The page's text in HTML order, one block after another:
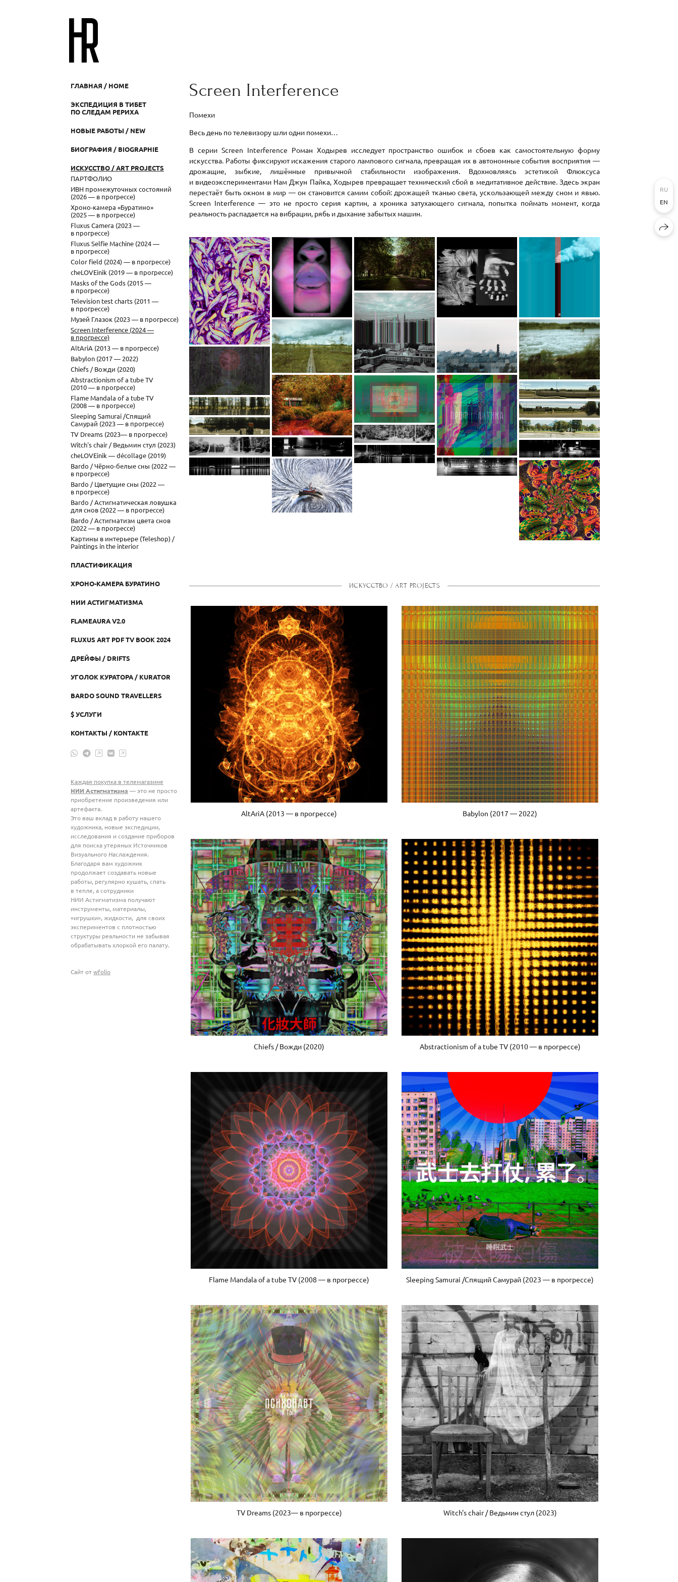
ГЛАВНАЯ / HOME
ЭКСПЕДИЦИЯ В ТИБЕТ
ПО СЛЕДАМ РЕРИХА
НОВЫЕ РАБОТЫ / NEW
БИОГРАФИЯ / BIOGRAPHIE
ИСКУССТВО / ART PROJECTS
ПАРТФОЛИО
ИВН промежуточных состояний
(2026 — в прогрессе)
Хроно-камера «Буратино»
(2025 — в прогрессе)
Fluxus Camera (2023 —
в прогрессе)
Fluxus Selfie Machine (2024 —
в прогрессе)
Color field (2024) — в прогрессе)
cheLOVEinik (2019 — в прогрессе)
Masks of the Gods (2015 —
в прогрессе)
Television test charts (2011 —
в прогрессе)
Музей Глазок (2023 — в прогрессе)
Screen Interference (2024 —
в прогрессе)
AltAriA (2013 — в прогрессе)
Babylon (2017 — 2022)
Chiefs / Вожди (2020)
Abstractionism of a tube TV
(2010 — в прогрессе)
Flame Mandala of a tube TV
(2008 — в прогрессе)
Sleeping Samurai /Спящий
Самурай (2023 — в прогрессе)
TV Dreams (2023— в прогрессе)
Witch's chair / Ведьмин стул (2023)
cheLOVEinik — décollage (2019)
Bardo / Чёрно-белые сны (2022 —
в прогрессе)
Bardo / Цветущие сны (2022 —
в прогрессе)
Bardo / Астигматическая ловушка
для снов (2022 — в прогрессе)
Bardo / Астигматизм цвета снов
(2022 — в прогрессе)
Картины в интерьере (Teleshop) /
Paintings in the interior
ПЛАСТИФИКАЦИЯ
ХРОНО-КАМЕРА БУРАТИНО
НИИ АСТИГМАТИЗМА
FLAMEAURA V2.0
FLUXUS ART PDF TV BOOK 2024
ДРЕЙФЫ / DRIFTS
УГОЛОК КУРАТОРА / KURATOR
BARDO SOUND TRAVELLERS
$ УСЛУГИ
КОНТАКТЫ / KONTAKTE
Каждая покупка в телемагазине
НИИ Астигматизма — это не просто
приобретение произведения или
артефакта.
Это ваш вклад в работу нашего
художника, новые экспедиции,
исследования и создание приборов
для поиска утеряных Источников
Визуального Наслаждения.
Благодаря вам художник
продолжает создавать новые
работы, регулярно кушать, спать
в тепле, а сотрудники
НИИ Астигматизма получают
инструменты, материалы,
«игрушки», жидкости, для своих
экспериментов с плотностью
структуры реальности не забывая
обрабатывать хлоркой его палату.
Сайт отwfolio
Screen Interference
Помехи
Весь день по телевизору шли одни помехи…
В серии Screen Interference Роман Ходырев исследует пространство ошибок и сбоев как самостоятельную форму
искусства. Работы фиксируют искажения старого лампового сигнала, превращая их в автономные события восприятия —
дрожащие, зыбкие, лишённые привычной стабильности изображения. Вдохновляясь эстетикой Флюксуса
и видеоэкспериментами Нам Джун Пайка, Ходырев превращает технический сбой в медитативное действие. Здесь экран
перестаёт быть окном в мир — он становится самим собой: дрожащей тканью света, ускользающей между сном и явью.
Screen Interference — это не просто серия картин, а хроника затухающего сигнала, попытка поймать момент, когда
реальность распадается на вибрации, рябь и дыхание забытых машин.
ॐ Из моего телевизора
снова пахнет огурцами,
весна, май, скоро, завтра
https://hodirev.art/iz-moego-
televizora-snova-pahnet-
ogurtsami-vesna-may-skoro-
zavtra
На представленном
изображении искажённый
человеческий облик теряет
свою анатомическую
целостность, превращаясь в
автономный организм света
и вибрации. Линии лица
сдвигаются, отражаются и
множатся, создавая эффект
мягкой деформации
восприятия, характерной для
фрагментов сна или ранних
стадий пробуждения.
Центральная ось работы
задаёт баланс между
симметрией и аномалией,
между узнаваемостью и
отчуждением.
https://hodirev.art/screen-
interference-7
Картина Романа Ходырева -
Глубина, заманивает зрителя
в мир контрастов и иллюзий,
напоминающих тени и свет
сознания. Это не просто
тенистая дорога в парке,
защищающая от летнего
зноя, но метафорическая
аллегория внутреннего мира
человека. Левый край
картины, символизирующий
правую, рациональную
половину мозга, поначалу
Однако именно здесь живут
иллюзии, что питают
убеждения, скрытые в тени
деревьев, которые
символизируют нервные
цепи нашего разума.
напоминает жилки и линии
на коже, словно природа и
человек оказываются частью
единого, цельного
организма. Это слияние
подчеркивается
динамическими
искажениями формы, где
границы между телесным и
природным стираются.
Листья в работе не просто
декорация, они становятся
продолжением рук,
символизируя, возможно,
как художник растворяется в
своем творчестве, или
наоборот, как искусство
захватывает и деформирует
своего создателя.
ИСКУССТВО / ART PROJECTS
AltAriA (2013 — в прогрессе) Babylon (2017 — 2022)
Chiefs / Вожди (2020) Abstractionism of a tube TV (2010 — в прогрессе)
Flame Mandala of a tube TV (2008 — в прогрессе) Sleeping Samurai /Спящий Самурай (2023 — в прогрессе)
TV Dreams (2023— в прогрессе) Witch's chair / Ведьмин стул (2023)
RU
EN